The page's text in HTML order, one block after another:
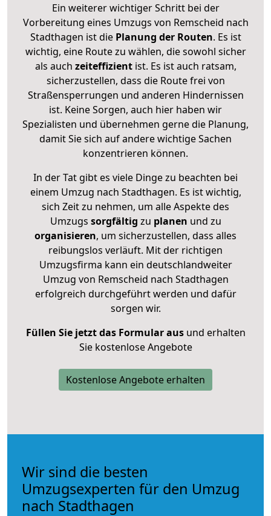
Ein weiterer wichtiger Schritt bei der
Vorbereitung eines Umzugs von Remscheid nach
Stadthagen ist diePlanung der Routen. Es ist
wichtig, eine Route zu wählen, die sowohl sicher
als auch zeiteffizientist. Es ist auch ratsam,
sicherzustellen, dass die Route frei von
Straßensperrungen und anderen Hindernissen
ist. Keine Sorgen, auch hier haben wir
Spezialisten und übernehmen gerne die Planung,
damit Sie sich auf andere wichtige Sachen
konzentrieren können.
In der Tat gibt es viele Dinge zu beachten bei
einem Umzug nach Stadthagen. Es ist wichtig,
sich Zeit zu nehmen, um alle Aspekte des
Umzugs sorgfältig zu planen und zu
organisieren, um sicherzustellen, dass alles
reibungslos verläuft. Mit der richtigen
Umzugsfirma kann ein deutschlandweiter
Umzug von Remscheid nach Stadthagen
erfolgreich durchgeführt werden und dafür
sorgen wir.
Füllen Sie jetzt das Formular ausund erhalten
Sie kostenlose Angebote
Kostenlose Angebote erhalten
Wir sind die besten
Umzugsexperten für den Umzug
nach Stadthagen